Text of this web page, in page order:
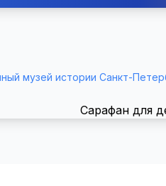
музей истории Санкт-